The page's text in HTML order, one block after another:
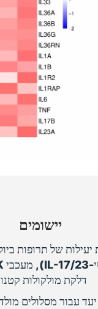
יישומים
דלקת מולקולות